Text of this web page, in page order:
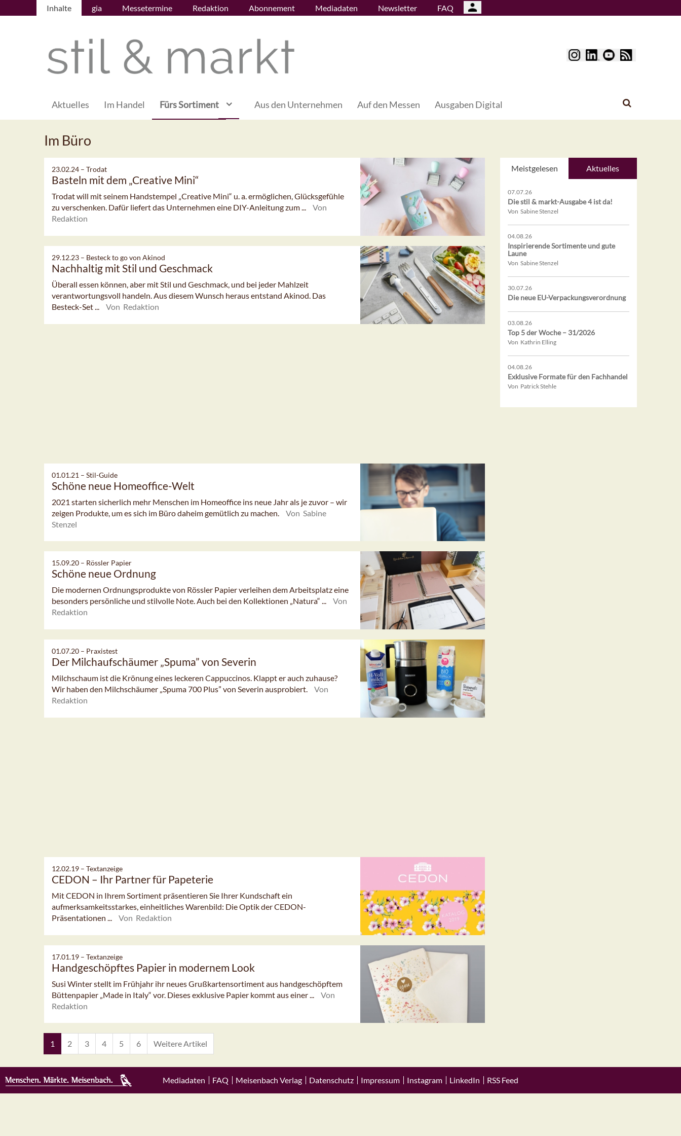
Inhalte gia Messetermine Redaktion Abonnement Mediadaten Newsletter FAQ
Aktuelles Im Handel Fürs Sortiment Aus den Unternehmen Auf den Messen Ausgaben Digital
Im Büro
23.02.24 – Trodat
Basteln mit dem „Creative Mini“
Trodat will mit seinem Handstempel „Creative Mini“ u. a. ermöglichen, Glücksgefühle
zu verschenken. Dafür liefert das Unternehmen eine DIY-Anleitung zum ...
Von
Redaktion
29.12.23 – Besteck to go von Akinod
Nachhaltig mit Stil und Geschmack
Überall essen können, aber mit Stil und Geschmack, und bei jeder Mahlzeit
verantwortungsvoll handeln. Aus diesem Wunsch heraus entstand Akinod. Das
Besteck-Set ...
Von Redaktion
01.01.21 – Stil-Guide
Schöne neue Homeoffice-Welt
2021 starten sicherlich mehr Menschen im Homeoffice ins neue Jahr als je zuvor – wir
zeigen Produkte, um es sich im Büro daheim gemütlich zu machen.
Von Sabine
Stenzel
15.09.20 – Rössler Papier
Schöne neue Ordnung
Die modernen Ordnungsprodukte von Rössler Papier verleihen dem Arbeitsplatz eine
besonders persönliche und stilvolle Note. Auch bei den Kollektionen „Natura“ ...
Von
Redaktion
01.07.20 – Praxistest
Der Milchaufschäumer „Spuma” von Severin
Milchschaum ist die Krönung eines leckeren Cappuccinos. Klappt er auch zuhause?
Wir haben den Milchschäumer „Spuma 700 Plus” von Severin ausprobiert.
Von
Redaktion
12.02.19 – Textanzeige
CEDON – Ihr Partner für Papeterie
Mit CEDON in Ihrem Sortiment präsentieren Sie Ihrer Kundschaft ein
aufmerksamkeitsstarkes, einheitliches Warenbild: Die Optik der CEDON-
Präsentationen ...
Von Redaktion
17.01.19 – Textanzeige
Handgeschöpftes Papier in modernem Look
Susi Winter stellt im Frühjahr ihr neues Grußkartensortiment aus handgeschöpftem
Büttenpapier „Made in Italy“ vor. Dieses exklusive Papier kommt aus einer ...
Von
Redaktion
1 2 3 4 5 6 Weitere Artikel
Meistgelesen Aktuelles
07.07.26
Die stil & markt-Ausgabe 4 ist da!
Von Sabine Stenzel
04.08.26
Inspirierende Sortimente und gute
Laune
Von Sabine Stenzel
30.07.26
Die neue EU-Verpackungsverordnung
03.08.26
Top 5 der Woche – 31/2026
Von Kathrin Elling
04.08.26
Exklusive Formate für den Fachhandel
Von Patrick Stehle
Mediadaten FAQ Meisenbach Verlag Datenschutz Impressum Instagram LinkedIn RSS Feed